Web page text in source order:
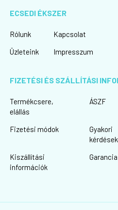
ECSEDI ÉKSZER
Rólunk
Üzleteink
Kapcsolat
Impresszum
FIZETÉSI ÉS SZÁLLÍTÁSI
Termékcsere,
elállás
Fizetési módok
Kiszállítási
információk
ÁSZF
Gyakori
kérdések
Garancia